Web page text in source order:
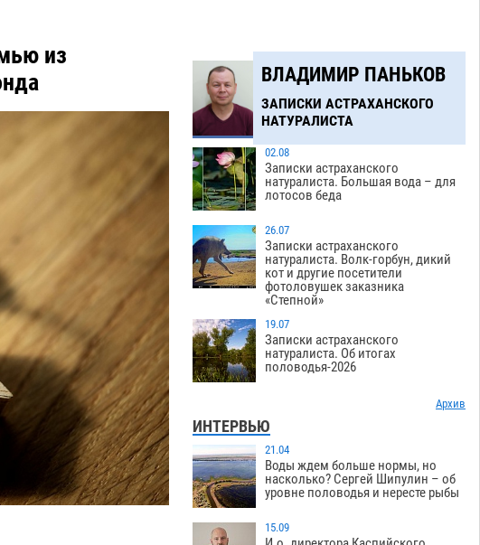
из
ВЛАДИМИР ПАНЬКОВ
ЗАПИСКИ АСТРАХАНСКОГО
НАТУРАЛИСТА
02.08
Записки астраханского
натуралиста. Большая вода – для
лотосов беда
26.07
Записки астраханского
натуралиста. Волк-горбун, дикий
кот и другие посетители
фотоловушек заказника
«Степной»
19.07
Записки астраханского
натуралиста. Об итогах
половодья-2026
Архив
ИНТЕРВЬЮ
21.04
Воды ждем больше нормы, но
насколько? Сергей Шипулин – об
уровне половодья и нересте рыбы
15.09